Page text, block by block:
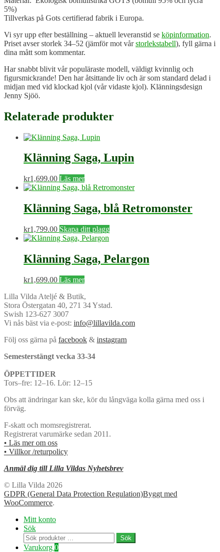
5%)
Tillverkas på Gots certifierad fabrik i Europa.
Vi syr upp efter beställning – aktuell leveranstid se köpinformation.
Priset avser storlek 34–52 (jämför mot vårstorlekstabell), fyll gärna i
dina mått som kommentar.
Har snabbt blivit vår populäraste modell, väldigt kvinnlig och
figursmickrande! Den har åtsittande liv och är som standard delad i
midjan med vid klockad kjol (vår vidaste kjol). Klänningsdesign
Jenny Sjöö.
Relaterade produkter
Klänning Saga, Lupin
kr1,699.00 Läs mer
Klänning Saga, blå Retromonster
kr1,799.00 Skapa ditt plagg
Klänning Saga, Pelargon
kr1,699.00 Läs mer
Lilla Vilda Ateljé & Butik,
Stora Östergatan 40, 271 34 Ystad.
Swish 123-627 3007
Vi nås bäst via e-post: info@lillavilda.com
Följ oss gärna på facebook & instagram
Semesterstängt vecka 33-34
ÖPPETTIDER
Tors–fre: 12–16. Lör: 12–15
Obs att ändringar kan ske, kör du långväga kolla gärna med oss i
förväg.
F-skatt och momsregistrerat.
Registrerat varumärke sedan 2011.
• Läs mer om oss
• Villkor /returpolicy
Anmäl dig till Lilla Vildas Nyhetsbrev
© Lilla Vilda 2026
GDPR (General Data Protection Regulation)Byggt med
WooCommerce.
Mitt konto
Sök
Sök
efter:
Sök
Varukorg 0